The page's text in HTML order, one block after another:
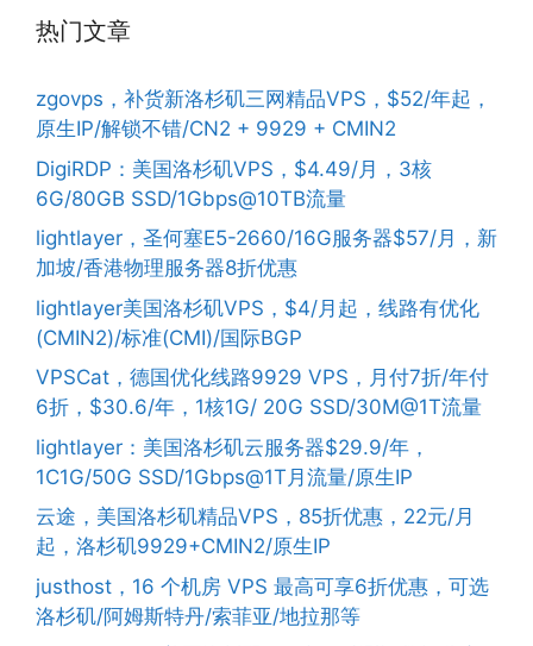
热门文章
zgovps，补货新洛杉矶三网精品VPS，$52/年起，
原生IP/解锁不错/CN2 + 9929 + CMIN2
DigiRDP：美国洛杉矶VPS，$4.49/月，3核
6G/80GB SSD/1Gbps@10TB流量
lightlayer，圣何塞E5-2660/16G服务器$57/月，新
加坡/香港物理服务器8折优惠
lightlayer美国洛杉矶VPS，$4/月起，线路有优化
(CMIN2)/标准(CMI)/国际BGP
VPSCat，德国优化线路9929 VPS，月付7折/年付
6折，$30.6/年，1核1G/ 20G SSD/30M@1T流量
lightlayer：美国洛杉矶云服务器$29.9/年，
1C1G/50G SSD/1Gbps@1T月流量/原生IP
云途，美国洛杉矶精品VPS，85折优惠，22元/月
起，洛杉矶9929+CMIN2/原生IP
justhost，16 个机房 VPS 最高可享6折优惠，可选
洛杉矶/阿姆斯特丹/索菲亚/地拉那等